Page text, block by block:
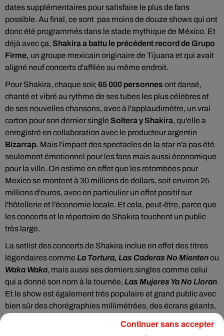
dates supplémentaires pour satisfaire le plus de fans
possible. Au final, ce sont pas moins de douze shows qui ont
donc été programmés dans le stade mythique de México. Et
déjà avec ça, Shakira a battu le précédent record de Grupo
Firme, un groupe mexicain originaire de Tijuana et qui avait
aligné neuf concerts d'affilée au même endroit.
Pour Shakira, chaque soir, 65 000 personnes ont dansé,
chanté et vibré au rythme de ses tubes les plus célèbres et
de ses nouvelles chansons, avec à l'applaudimètre, un vrai
carton pour son dernier single Soltera y Shakira, qu'elle a
enregistré en collaboration avec le producteur argentin
Bizarrap. Mais l'impact des spectacles de la star n'a pas été
seulement émotionnel pour les fans mais aussi économique
pour la ville. On estime en effet que les retombées pour
Mexico se montent à 30 millions de dollars, soit environ 25
millions d'euros, avec en particulier un effet positif sur
l'hôtellerie et l'économie locale. Et cela, peut-être, parce que
les concerts et le répertoire de Shakira touchent un public
très large.
La setlist des concerts de Shakira inclue en effet des titres
légendaires comme La Tortura, Las Caderas No Mientenou
Waka Waka, mais aussi ses derniers singles comme celui
qui a donné son nom à la tournée, Las Mujeres Ya No Lloran.
Et le show est également très populaire et grand public avec
bien sûr des chorégraphies millimétrées, des écrans géants,
de pointe qui permettent à l'artiste de Baranquilla d'offrir du
Continuer sans accepter